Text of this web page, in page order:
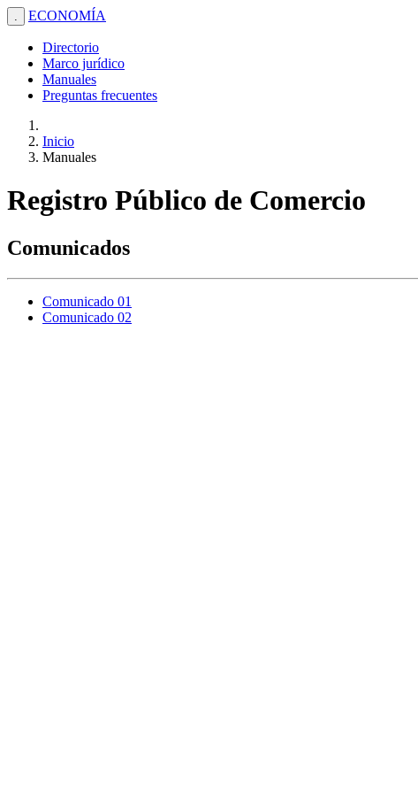
. ECONOMÍA
Directorio
Marco jurídico
Manuales
Preguntas frecuentes
Inicio
Manuales
Registro Público de Comercio
Comunicados
Comunicado 01
Comunicado 02